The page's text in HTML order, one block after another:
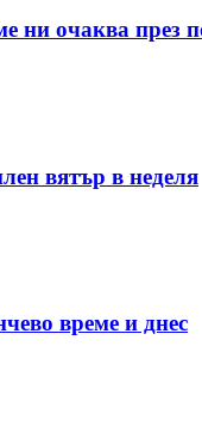
ни очаква през
вятър в неделя
време и днес